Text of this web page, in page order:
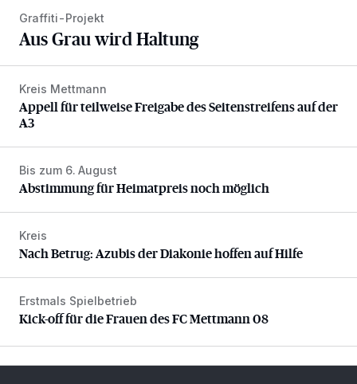
Graffiti-Projekt
Aus Grau wird Haltung
Appell für teilweise Freigabe des Seitenstreifens auf der A3
Kreis Mettmann
Appell für teilweise Freigabe des Seitenstreifens auf der
A3
Abstimmung für Heimatpreis noch möglich
Bis zum 6. August
Abstimmung für Heimatpreis noch möglich
Nach Betrug: Azubis der Diakonie hoffen auf Hilfe
Kreis
Nach Betrug: Azubis der Diakonie hoffen auf Hilfe
Kick-off für die Frauen des FC Mettmann 08
Erstmals Spielbetrieb
Kick-off für die Frauen des FC Mettmann 08